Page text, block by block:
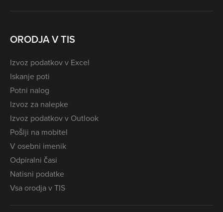
ORODJA V TIS
Izvoz podatkov v Excel
Iskanje poti
Potni nalog
Izvoz za nalepke
Izvoz podatkov v Outlook
Pošlji na mobitel
V osebni imenik
Odpiralni časi
Natisni podatke
Vsa orodja v TIS